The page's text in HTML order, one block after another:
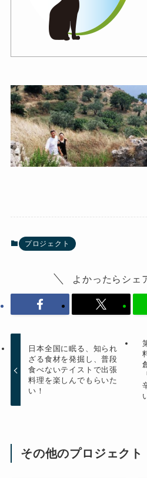
プロジェクト
よかったらシェ
日本全国に眠る、知られ
ざる食材を発掘し、普段
食べないテイストで出張
料理を楽しんでもらいた
い！
その他のプロジェクト